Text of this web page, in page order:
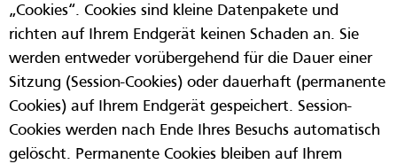
„Cookies“. Cookies sind kleine Datenpakete und
richten auf Ihrem Endgerät keinen Schaden an. Sie
werden entweder vorübergehend für die Dauer einer
Sitzung (Session-Cookies) oder dauerhaft (permanente
Cookies) auf Ihrem Endgerät gespeichert. Session-
Cookies werden nach Ende Ihres Besuchs automatisch
gelöscht. Permanente Cookies bleiben auf Ihrem